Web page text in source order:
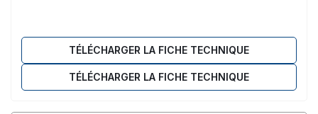
TÉLÉCHARGER LA FICHE TECHNIQUE
TÉLÉCHARGER LA FICHE TECHNIQUE